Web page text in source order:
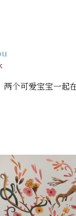
个可爱宝宝一起